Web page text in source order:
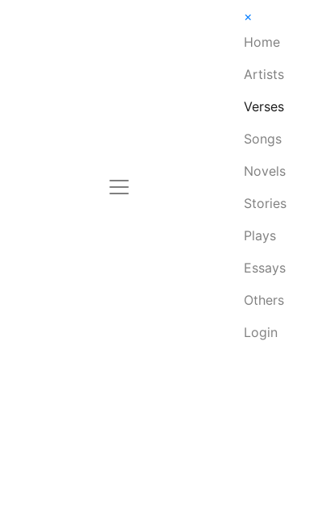
×
Home
Artists
Verses
Songs
Novels
Stories
Plays
Essays
Others
Login